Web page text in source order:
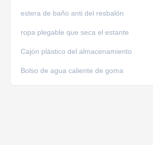
estera de baño anti del resbalón
ropa plegable que seca el estante
Cajón plástico del almacenamiento
Bolso de agua caliente de goma